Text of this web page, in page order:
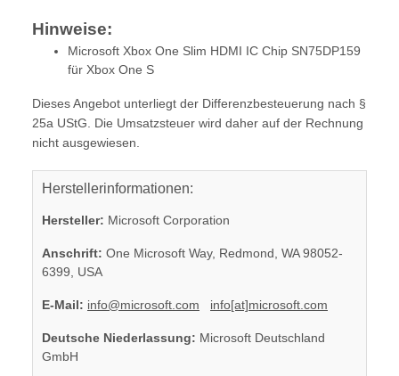
Hinweise:
Microsoft Xbox One Slim HDMI IC Chip SN75DP159
für Xbox One S
Dieses Angebot unterliegt der Differenzbesteuerung nach §
25a UStG. Die Umsatzsteuer wird daher auf der Rechnung
nicht ausgewiesen.
Herstellerinformationen:
Hersteller: Microsoft Corporation
Anschrift: One Microsoft Way, Redmond, WA 98052-
6399, USA
E-Mail: info@microsoft.com info[at]microsoft.com
Deutsche Niederlassung: Microsoft Deutschland
GmbH